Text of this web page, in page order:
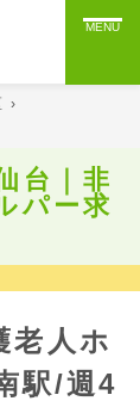
MENU
›
台｜非
パー求
老人ホ
駅/週4